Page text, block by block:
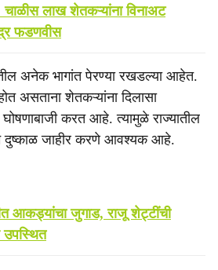
लाख शेतकऱ्यांना विनाअट
फडणवीस
अनेक भागांत पेरण्या रखडल्या आहेत.
असताना शेतकऱ्यांना दिलासा
करत आहे. त्यामुळे राज्यातील
दुष्काळ जाहीर करणे आवश्यक आहे.
आकड्यांचा जुगाड, राजू शेट्टींची
उपस्थित